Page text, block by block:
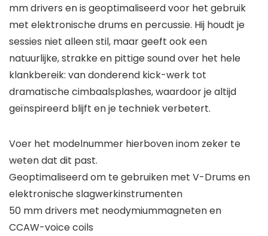
mm drivers en is geoptimaliseerd voor het gebruik
met elektronische drums en percussie. Hij houdt je
sessies niet alleen stil, maar geeft ook een
natuurlijke, strakke en pittige sound over het hele
klankbereik: van donderend kick-werk tot
dramatische cimbaalsplashes, waardoor je altijd
geïnspireerd blijft en je techniek verbetert.
Voer het modelnummer hierboven inom zeker te
weten dat dit past.
Geoptimaliseerd om te gebruiken met V-Drums en
elektronische slagwerkinstrumenten
50 mm drivers met neodymiummagneten en
CCAW-voice coils